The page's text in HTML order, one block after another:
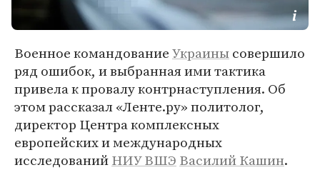
Военное командованиеУкраинысовершило
ряд ошибок, и выбранная ими тактика
привела к провалу контрнаступления. Об
этом рассказал «Ленте.ру» политолог,
директор Центра комплексных
европейских и международных
исследованийНИУ ВШЭ Василий Кашин.